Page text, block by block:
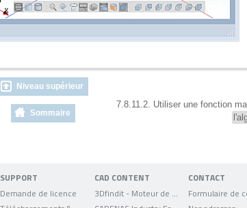
Niveau supérieur
Sommaire
7.8.11.2. Utiliser une fonction
SUPPORT
Demande de licence
CAD CONTENT CONTACT
Formulaire de